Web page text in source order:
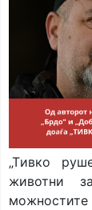
„Tивко
животни